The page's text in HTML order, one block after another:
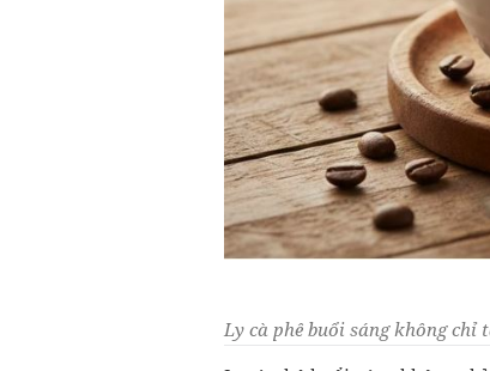
Ly cà phê buổi sáng không chỉ